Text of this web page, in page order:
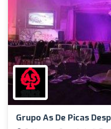
Grupo As De Picas